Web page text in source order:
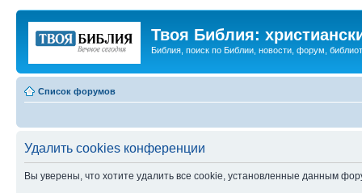
Твоя Библия:
Библия, поиск по Библии, новости, форум,
Список форумов
Удалить cookies конференции
Вы уверены, что хотите удалить все cookie, установленные данным